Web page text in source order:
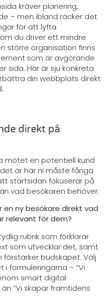
kräver planering,
– men ibland räcker det
för att lyfta
du driver ett mindre
större organisation finns
som är avgörande
sida. Här är sju konkreta
din webbplats direkt
direkt på
mötet en potentiell kund
är här ni måste fånga
startsidan fokuserar på
vad besökaren behöver.
en ny besökare direkt vad
relevant för dem?
rubrik som förklarar
som utvecklar det, samt
budskapet. Välj
formuleringarna – ”Vi
smart digital
”Vi skapar framtidens